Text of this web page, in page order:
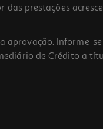
prestações
aprovação. Informe-
de Crédito a